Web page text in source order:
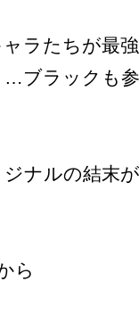
ラたちが最
ブラックも
ナルの結末
ら